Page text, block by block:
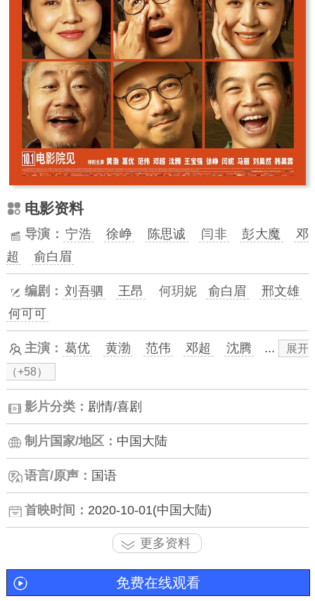
电影资料
导演： 宁浩 徐峥 陈思诚 闫非 彭大魔
邓
超
俞白眉
编剧： 刘吾驷 王昂 何玥妮 俞白眉
邢文雄
何可可
主演： 葛优 黄渤 范伟 邓超 沈腾 ...
展开
（+58）
影片分类： 剧情/喜剧
制片国家/地区： 中国大陆
语言/原声： 国语
首映时间： 2020-10-01(中国大陆)
更多资料
免费在线观看